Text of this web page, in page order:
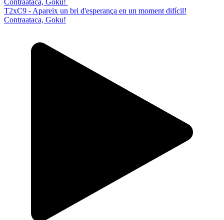
T2xC9 - Apareix un bri d'esperança en un moment difícil!
Contraataca, Goku!